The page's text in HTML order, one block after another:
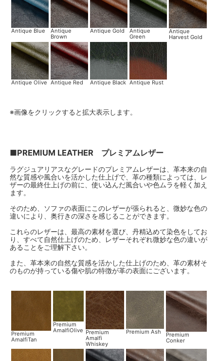
Antique Blue
Antique
Brown
Antique Gold
Antique
Green
Antique
Harvest Gold
Antique Olive Antique Red Antique Black Antique Rust
※画像をクリックすると拡大表示します。
■PREMIUM LEATHER プレミアムレザー
ラグジュアリアスなグレードのプレミアムレザーは、革本来の自
然な質感や風合いを活かした仕上げで、革の種類によっては、レ
ザーの最終仕上げの前に、使い込んだ風合いや色ムラを軽く加え
ます。
そのため、ソファの表面にこのレザーが張られると、微妙な色の
違いにより、奥行きの深さを感じることができます。
これらのレザーは、最高の素材を選び、丹精込めて染色をしてお
り、すべて自然仕上げのため、レザーそれぞれ微妙な色の違いが
あることをご理解下さい。
また、革本来の自然な質感を活かした仕上げのため、革の素材そ
のものが持っている傷や肌の特徴が革の表面にございます。
Premium
AmalfiTan
Premium
AmalfiOlive Premium
Amalfi
Whiskey
Premium Ash
Premium
Conker